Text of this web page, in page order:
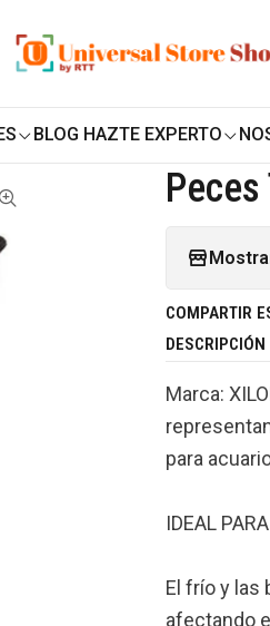
BLOG HAZTE EXPERTO
Termostatos para acuarios
COMPARTIR
DESCRIPCIÓN
Marca:
para
IDEAL
El frío y las
afectando